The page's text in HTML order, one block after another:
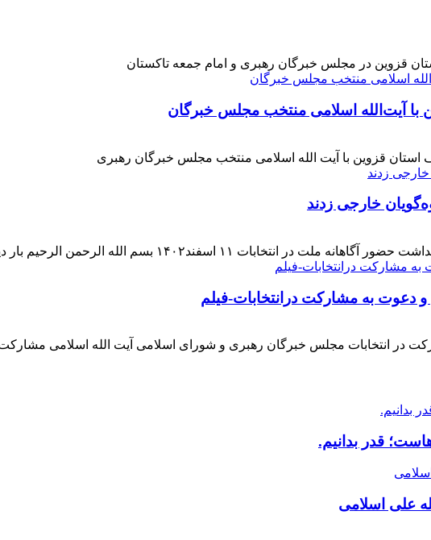
قزوین در مجلس خبرگان رهبری و امام جمعه تاکستان
با آیت‌الله‌ اسلامی منتخب مجلس‌ خبرگان
قزوین با آیت الله اسلامی منتخب مجلس خبرگان رهبری
خارجی زدند
بسم الله الرحمن الرحیم بار دیگر حضور حماسی [ ... ]
دعوت به مشارکت درانتخابات-فیلم
در انتخابات مجلس خبرگان رهبری و شورای اسلامی آیت الله اسلامی
قدر بدانیم.
علی اسلامی